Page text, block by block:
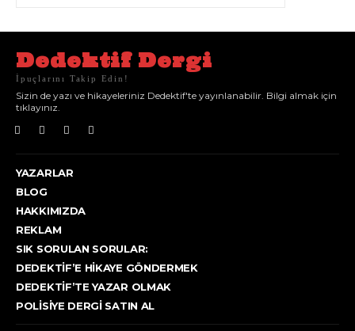
Dedektif Dergi
İpuçlarını Takip Edin!
Sizin de yazı ve hikayeleriniz Dedektif'te yayınlanabilir. Bilgi almak için
tıklayınız.
YAZARLAR
BLOG
HAKKIMIZDA
REKLAM
SIK SORULAN SORULAR:
DEDEKTIF’E HIKAYE GÖNDERMEK
DEDEKTIF’TE YAZAR OLMAK
POLISIYE DERGI SATIN AL